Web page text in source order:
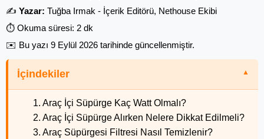
✍️ Yazar: Tuğba Irmak - İçerik Editörü, Nethouse Ekibi
⏱️ Okuma süresi: 2 dk
✉️ Bu yazı 9 Eylül 2026 tarihinde güncellenmiştir.
İçindekiler
1. Araç İçi Süpürge Kaç Watt Olmalı?
2. Araç İçi Süpürge Alırken Nelere Dikkat Edilmeli?
3. Araç Süpürgesi Filtresi Nasıl Temizlenir?